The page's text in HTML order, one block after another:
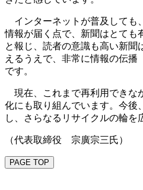
インターネットが普及しても
情報が届く点で、新聞はとても
と報じ、読者の意識も高い新聞
えるうえで、非常に情報の伝播
です。
現在、これまで再利用できな
化にも取り組んでいます。今後
し、さらなるリサイクルの輪を
（代表取締役 宗廣宗三氏）
PAGE TOP